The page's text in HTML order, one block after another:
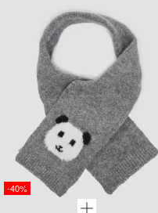
-40%